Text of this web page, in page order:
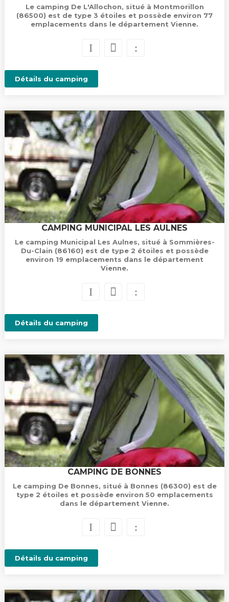
Le camping De L'Allochon, situé à Montmorillon
(86500) est de type 3 étoiles et possède environ 77
emplacements dans le département Vienne.
Détails du camping
CAMPING MUNICIPAL LES AULNES
Le camping Municipal Les Aulnes, situé à Sommières-
Du-Clain (86160) est de type 2 étoiles et possède
environ 19 emplacements dans le département
Vienne.
Détails du camping
CAMPING DE BONNES
Le camping De Bonnes, situé à Bonnes (86300) est de
type 2 étoiles et possède environ 50 emplacements
dans le département Vienne.
Détails du camping